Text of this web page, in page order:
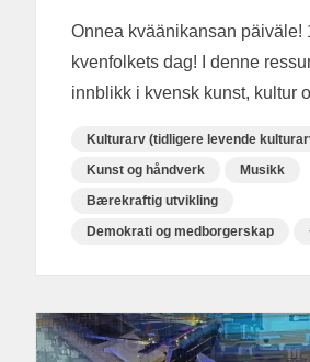
Onnea kväänikansan päiväle!
kvenfolkets dag! I denne
innblikk i kvensk kunst, kultur
Kulturarv (tidligere levende
Kunst og håndverk
Musikk
Bærekraftig utvikling
Demokrati og medborgerskap